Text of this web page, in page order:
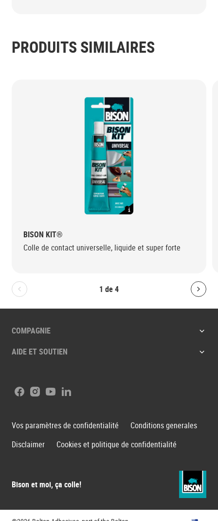
PRODUITS SIMILAIRES
1 de4
Bolton.General.PreviousSlide
BISON KIT®
Colle de contact universelle, liquide et super forte
COMPAGNIE
AIDE ET SOUTIEN
Bison et moi, ça colle!
Facebook
Instagram
YoutubeLinkedIn
Vos paramètres de confidentialité
Conditions generales
Disclaimer
Cookies et politique de confidentialité